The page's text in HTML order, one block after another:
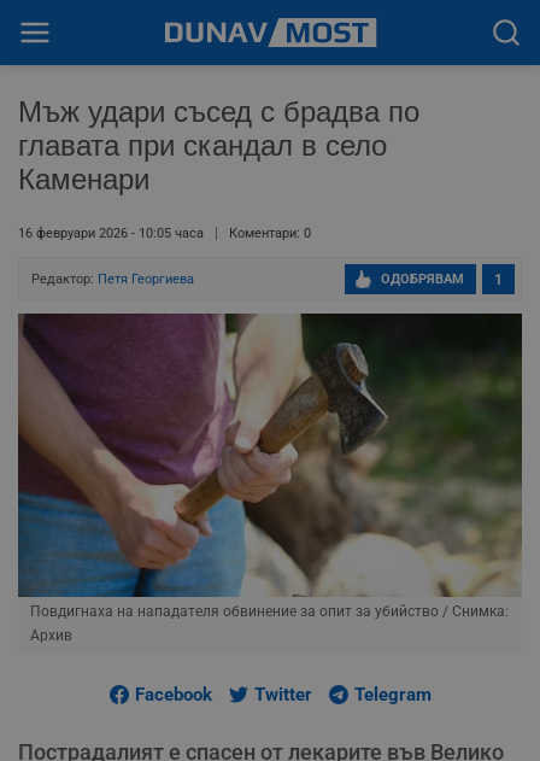
Мъж удари съсед с брадва по
главата при скандал в село
Каменари
16 февруари 2026 - 10:05 часа Коментари: 0
Редактор: Петя Георгиева 1
ОДОБРЯВАМ
Повдигнаха на нападателя обвинение за опит за убийство / Снимка:
Архив
Facebook Twitter Telegram
Пострадалият е спасен от лекарите във Велико